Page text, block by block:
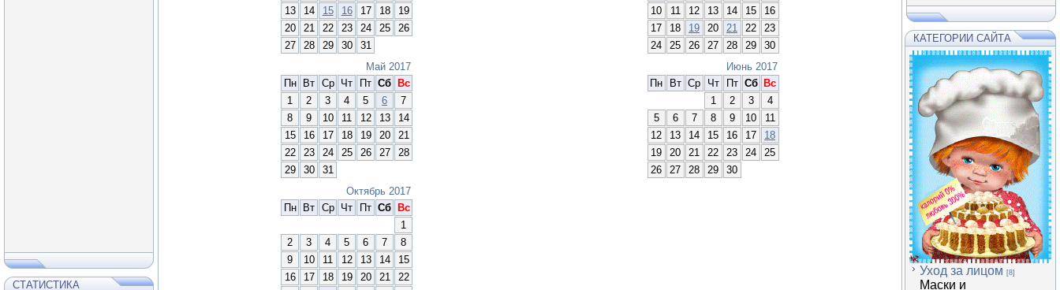
СТАТИСТИКА
13
14 15 16 17 18
19
20
21 22 23 24 25
26
27
28 29 30 31
10
11 12 13 14 15
16
17
18 19 20 21 22
23
24
25 26 27 28 29
30
Май 2017
Пн
Вт Ср Чт Пт Сб
Вс
1
2 3 4 5 6
7
8
9 10 11 12 13
14
15
16 17 18 19 20
21
22
23 24 25 26 27
28
29
30 31
Июнь 2017
Пн
Вт Ср Чт Пт Сб
Вс
1
2 3
4
5
6 7 8 9 10
11
12
13 14 15 16 17
18
19
20 21 22 23 24
25
26
27 28 29
30
Октябрь 2017
Пн
Вт Ср Чт Пт Сб
Вс
1
2
3 4 5 6 7
8
9
10 11 12 13 14
15
16
17 18 19 20 21
22
КАТЕГОРИИ САЙТА
Уход за лицом [8]
Маски и